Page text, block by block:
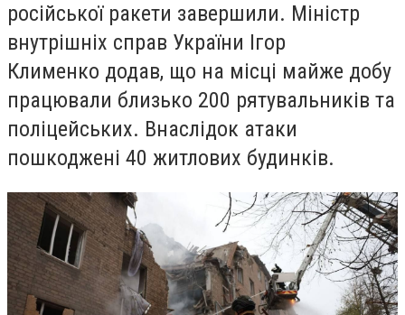
російської ракети завершили. Міністр
внутрішніх справ України Ігор
Клименко додав, що на місці майже добу
працювали близько 200 рятувальників та
поліцейських. Внаслідок атаки
пошкоджені 40 житлових будинків.